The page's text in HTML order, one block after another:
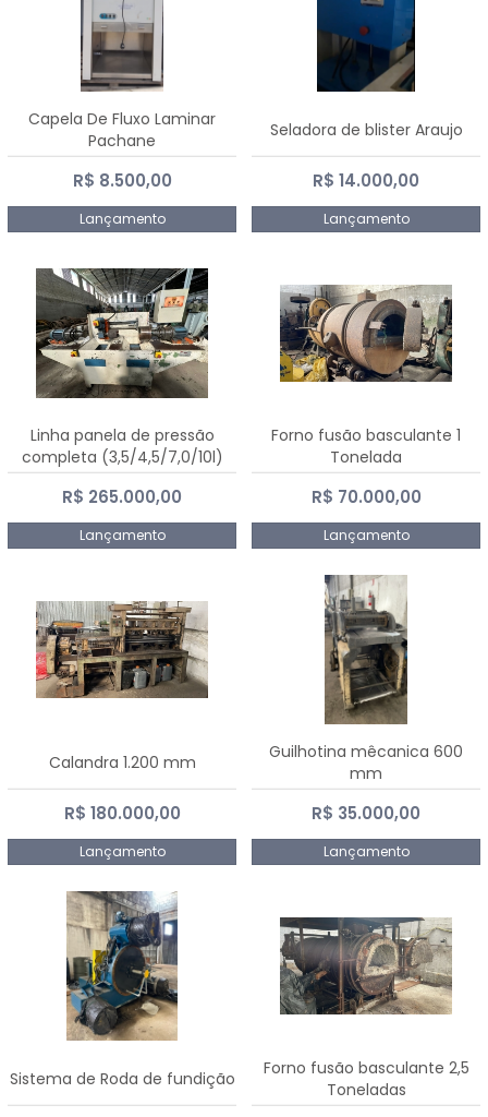
Capela De Fluxo Laminar
Pachane
R$ 8.500,00
Lançamento
Seladora de blister Araujo
R$ 14.000,00
Lançamento
Linha panela de pressão
completa (3,5/4,5/7,0/10l)
R$ 265.000,00
Lançamento
Forno fusão basculante 1
Tonelada
R$ 70.000,00
Lançamento
Calandra 1.200 mm
R$ 180.000,00
Lançamento
Guilhotina mêcanica 600
mm
R$ 35.000,00
Lançamento
Sistema de Roda de fundição
Forno fusão basculante 2,5
Toneladas